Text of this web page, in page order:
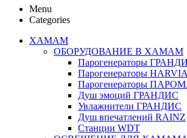
Menu
Categories
ХАМАМ
ОБОРУДОВАНИЕ В ХАМАМ
Парогенераторы
Парогенераторы HARVIA
Парогенераторы
Душ эмоций ГРАНДИС
Увлажнители ГРАНДИС
Душ впечатлений RAINZ
Станции WDT